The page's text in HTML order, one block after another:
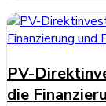
PV-
die